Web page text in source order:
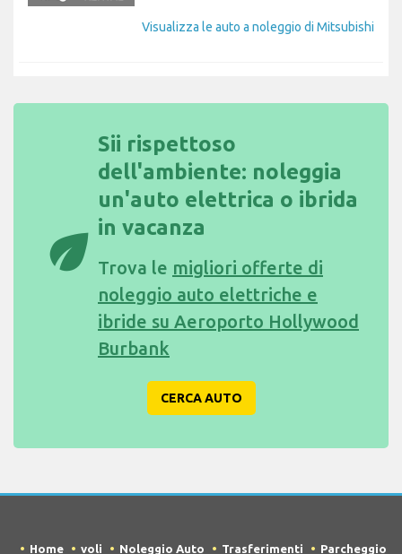
Visualizza le auto a noleggio di Mitsubishi
eco
Sii rispettoso
dell'ambiente: noleggia
un'auto elettrica o ibrida
in vacanza
Trova le migliori offerte di
noleggio auto elettriche e
ibride su Aeroporto Hollywood
Burbank
CERCA AUTO
Home voli Noleggio Auto Trasferimenti Parcheggio